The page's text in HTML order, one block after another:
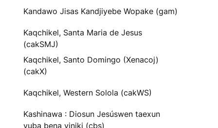
Kandawo Jisas Kandjiyebe Wopake (gam)
Kaqchikel, Santa Maria de Jesus
(cakSMJ)
Kaqchikel, Santo Domingo (Xenacoj)
(cakX)
Kaqchikel, Western Solola (cakWS)
Kashinawa : Diosun Jesúswen taexun
yuba bena yiniki (cbs)